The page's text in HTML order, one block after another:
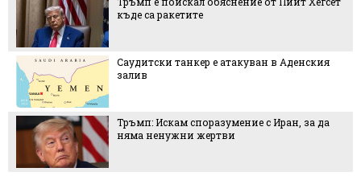
къде са ракетите
Саудитски танкер е атакуван в Аденския
залив
Тръмп: Искам споразумение с Иран, за да
няма ненужни жертви